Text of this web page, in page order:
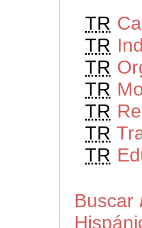
TR
TR
TR
TR
TR
TR
TR
Buscar